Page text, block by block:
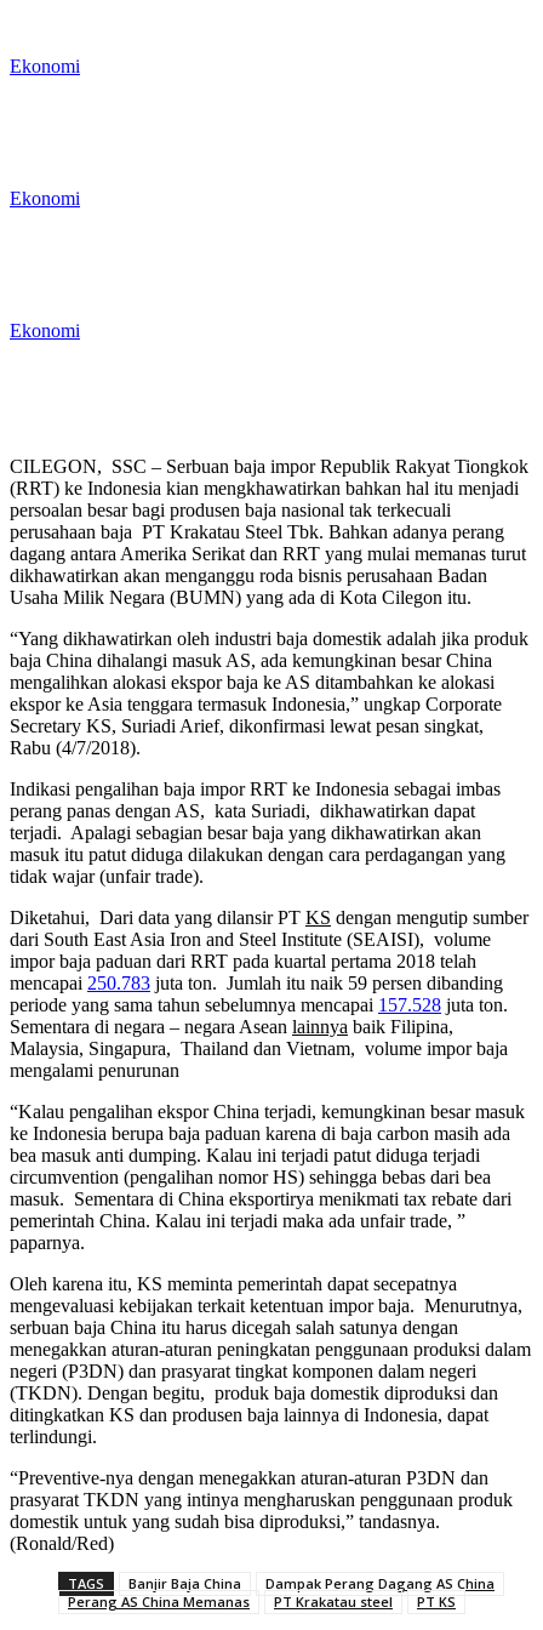
Ekonomi
Ekonomi
Ekonomi
CILEGON, SSC – Serbuan baja impor Republik Rakyat Tiongkok
(RRT) ke Indonesia kian mengkhawatirkan bahkan hal itu menjadi
persoalan besar bagi produsen baja nasional tak terkecuali
perusahaan baja PT Krakatau Steel Tbk. Bahkan adanya perang
dagang antara Amerika Serikat dan RRT yang mulai memanas turut
dikhawatirkan akan menganggu roda bisnis perusahaan Badan
Usaha Milik Negara (BUMN) yang ada di Kota Cilegon itu.
“Yang dikhawatirkan oleh industri baja domestik adalah jika produk
baja China dihalangi masuk AS, ada kemungkinan besar China
mengalihkan alokasi ekspor baja ke AS ditambahkan ke alokasi
ekspor ke Asia tenggara termasuk Indonesia,” ungkap Corporate
Secretary KS, Suriadi Arief, dikonfirmasi lewat pesan singkat,
Rabu (4/7/2018).
Indikasi pengalihan baja impor RRT ke Indonesia sebagai imbas
perang panas dengan AS, kata Suriadi, dikhawatirkan dapat
terjadi. Apalagi sebagian besar baja yang dikhawatirkan akan
masuk itu patut diduga dilakukan dengan cara perdagangan yang
tidak wajar (unfair trade).
Diketahui, Dari data yang dilansir PT KS dengan mengutip sumber
dari South East Asia Iron and Steel Institute (SEAISI), volume
impor baja paduan dari RRT pada kuartal pertama 2018 telah
mencapai 250.783 juta ton. Jumlah itu naik 59 persen dibanding
periode yang sama tahun sebelumnya mencapai 157.528 juta ton.
Sementara di negara – negara Asean lainnya baik Filipina,
Malaysia, Singapura, Thailand dan Vietnam, volume impor baja
mengalami penurunan
“Kalau pengalihan ekspor China terjadi, kemungkinan besar masuk
ke Indonesia berupa baja paduan karena di baja carbon masih ada
bea masuk anti dumping. Kalau ini terjadi patut diduga terjadi
circumvention (pengalihan nomor HS) sehingga bebas dari bea
masuk. Sementara di China eksportirya menikmati tax rebate dari
pemerintah China. Kalau ini terjadi maka ada unfair trade, ”
paparnya.
Oleh karena itu, KS meminta pemerintah dapat secepatnya
mengevaluasi kebijakan terkait ketentuan impor baja. Menurutnya,
serbuan baja China itu harus dicegah salah satunya dengan
menegakkan aturan-aturan peningkatan penggunaan produksi dalam
negeri (P3DN) dan prasyarat tingkat komponen dalam negeri
(TKDN). Dengan begitu, produk baja domestik diproduksi dan
ditingkatkan KS dan produsen baja lainnya di Indonesia, dapat
terlindungi.
“Preventive-nya dengan menegakkan aturan-aturan P3DN dan
prasyarat TKDN yang intinya mengharuskan penggunaan produk
domestik untuk yang sudah bisa diproduksi,” tandasnya.
(Ronald/Red)
TAGS Banjir Baja China
Dampak Perang Dagang AS China
Perang AS China Memanas
PT Krakatau steel PT KS